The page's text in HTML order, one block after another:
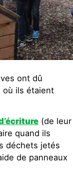
ont dû
où ils étaient
(de leur
quand ils
déchets jetés
de panneaux